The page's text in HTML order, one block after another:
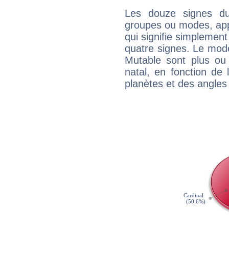
Les douze signes
groupes ou modes,
qui signifie
quatre signes. Le
Mutable sont plus
natal, en fonction de
planètes et des